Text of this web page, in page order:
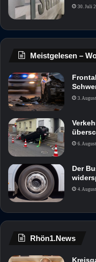
30. Juli
Meistgelesen –
3.
6.
Der
4.
Rhön1.News